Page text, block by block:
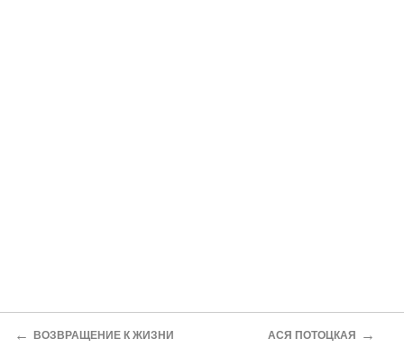
← ВОЗВРАЩЕНИЕ К ЖИЗНИ АСЯ ПОТОЦКАЯ →